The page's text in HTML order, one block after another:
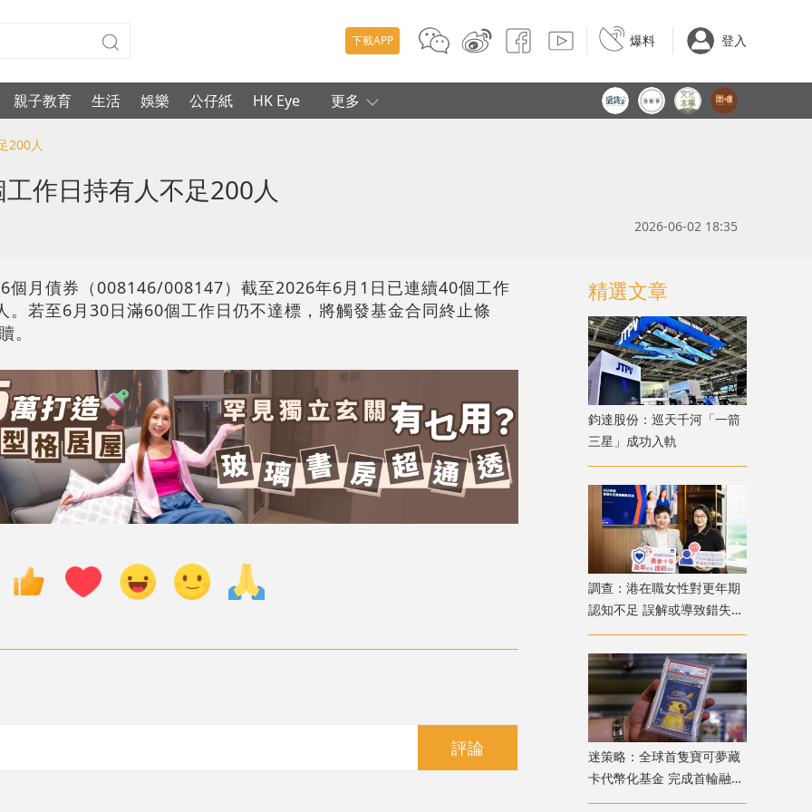
下載APP 爆料 登入
親子教育 生活 娛樂 公仔紙 HK Eye 更多
200人
作日持有人不足200人
2026-06-02 18:35
個月債券（008146/008147）截至2026年6月1日已連續40個工作
。若至6月30日滿60個工作日仍不達標，將觸發基金合同終止條
。
評論
精選文章
鈞達股份：巡天千河「一箭
三星」成功入軌
調查：港在職女性對更年期
認知不足 誤解或導致錯失
「黃金預防期」
迷策略：全球首隻寶可夢藏
卡代幣化基金 完成首輪融資
兼獲超購